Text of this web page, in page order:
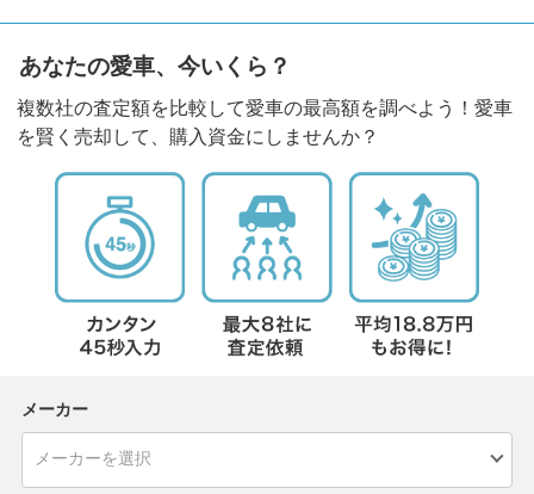
あなたの愛車、今いくら？
複数社の査定額を比較して愛車の最高額を調べよう！愛車
を賢く売却して、購入資金にしませんか？
メーカー